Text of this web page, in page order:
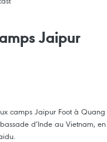
Jaipur
camps Jaipur Foot à Quang
d’Inde au Vietnam, en